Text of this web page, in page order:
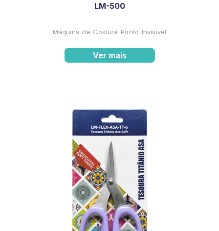
LM-500
Máquina de Costura Ponto Invisível
Ver mais